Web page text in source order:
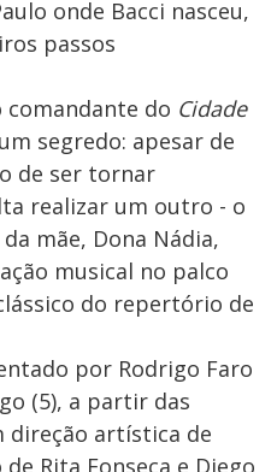
onde Bacci nasceu,
passos
do Cidade
segredo: apesar de
de ser tornar
realizar um outro - o
mãe, Dona Nádia,
musical no palco
do repertório de
por Rodrigo Faro
(5), a partir das
direção artística de
Rita Fonseca e Diego